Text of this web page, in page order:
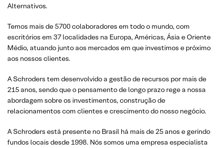
Alternativos.
Temos mais de 5700 colaboradores em todo o mundo, com
escritórios em 37 localidades na Europa, Américas, Ásia e Oriente
Médio, atuando junto aos mercados em que investimos e próximo
aos nossos clientes.
A Schroders tem desenvolvido a gestão de recursos por mais de
215 anos, sendo que o pensamento de longo prazo rege a nossa
abordagem sobre os investimentos, construção de
relacionamentos com clientes e crescimento do nosso negócio.
A Schroders está presente no Brasil há mais de 25 anos e gerindo
fundos locais desde 1998. Nós somos uma empresa especialista